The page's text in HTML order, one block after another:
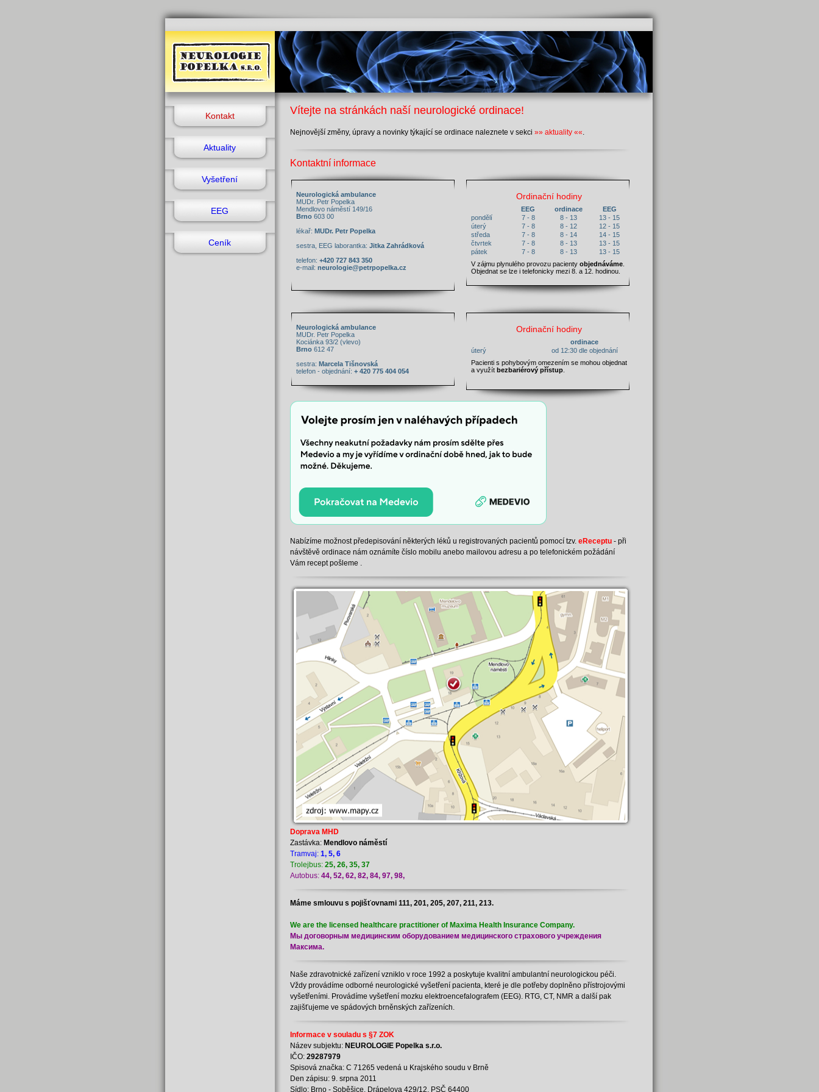
Kontakt
Aktuality
Vyšetření
EEG
Ceník
Vítejte na stránkách naší neurologické ordinace!
Nejnovější změny, úpravy a novinky týkající se ordinace naleznete v sekci »» aktuality ««.
Kontaktní informace
Neurologická ambulance
MUDr. Petr Popelka
Mendlovo náměstí 149/16
Brno 603 00
lékař: MUDr. Petr Popelka
sestra, EEG laborantka: Jitka Zahrádková
telefon: +420 727 843 350
e-mail: neurologie@petrpopelka.cz
Ordinační hodiny
EEG ordinace
EEG
pondělí
7 - 8 8 - 13
13 - 15
úterý
7 - 8 8 - 12
12 - 15
středa
7 - 8 8 - 14
14 - 15
čtvrtek
7 - 8 8 - 13
13 - 15
pátek
7 - 8 8 - 13
13 - 15
V zájmu plynulého provozu pacienty objednáváme
Objednat se lze i telefonicky mezi 8. a 12. hodinou.
Neurologická ambulance
MUDr. Petr Popelka
Kociánka 93/2 (vlevo)
Brno 612 47
sestra: Marcela Tišnovská
telefon - objednání: + 420 775 404 054
Ordinační hodiny
ordinace
úterý
od 12:30 dle objednání
Pacienti s pohybovým omezením se mohou objednat
a využít bezbariérový přístup
Nabízíme možnost předepisování některých léků u registrovaných pacientů pomocí tzv. eReceptu - při
návštěvě ordinace nám oznámíte číslo mobilu anebo mailovou adresu a po telefonickém požádání
Vám recept pošleme .
Doprava MHD
Zastávka: Mendlovo náměstí
Tramvaj: 1, 5, 6
Trolejbus: 25, 26, 35, 37
Autobus: 44, 52, 62, 82, 84, 97, 98,
Máme smlouvu s pojišťovnami 111, 201, 205, 207, 211, 213.
We are the licensed healthcare practitioner of Maxima Health Insurance Company.
Мы договорным медицинским оборудованием медицинского страхового учреждения
Mаксима.
Naše zdravotnické zařízení vzniklo v roce 1992 a poskytuje kvalitní ambulantní neurologickou péči.
Vždy provádíme odborné neurologické vyšetření pacienta, které je dle potřeby doplněno přístrojovými
vyšetřeními. Provádíme vyšetření mozku elektroencefalografem (EEG). RTG, CT, NMR a další pak
zajišťujeme ve spádových brněnských zařízeních.
Informace v souladu s §7 ZOK
Název subjektu: NEUROLOGIE Popelka s.r.o.
IČO: 29287979
Spisová značka: C 71265 vedená u Krajského soudu v Brně
Den zápisu: 9. srpna 2011
Sídlo: Brno - Soběšice, Drápelova 429/12, PSČ 64400